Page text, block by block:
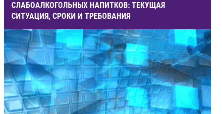
СЛАБОАЛКОГОЛЬНЫХ НАПИТКОВ: ТЕКУЩАЯ
СИТУАЦИЯ, СРОКИ И ТРЕБОВАНИЯ